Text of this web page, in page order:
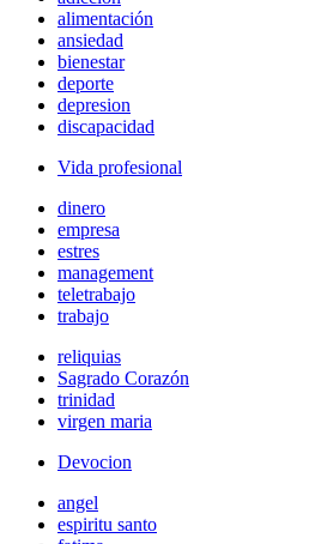
alimentación
ansiedad
bienestar
deporte
depresion
discapacidad
Vida profesional
dinero
empresa
estres
management
teletrabajo
trabajo
reliquias
Sagrado Corazón
trinidad
virgen maria
Devocion
angel
espiritu santo